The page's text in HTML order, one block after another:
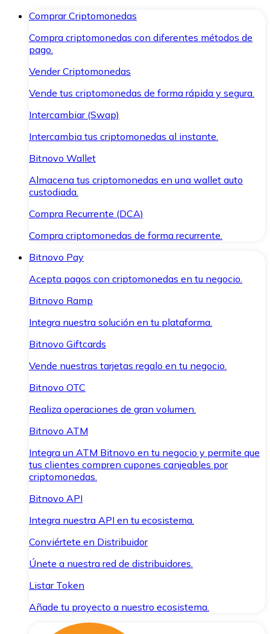
Comprar Criptomonedas
Compra criptomonedas con diferentes métodos de
pago.
Vender Criptomonedas
Vende tus criptomonedas de forma rápida y segura.
Intercambiar (Swap)
Intercambia tus criptomonedas al instante.
Bitnovo Wallet
Almacena tus criptomonedas en una wallet auto
custodiada.
Compra Recurrente (DCA)
Compra criptomonedas de forma recurrente.
Bitnovo Pay
Acepta pagos con criptomonedas en tu negocio.
Bitnovo Ramp
Integra nuestra solución en tu plataforma.
Bitnovo Giftcards
Vende nuestras tarjetas regalo en tu negocio.
Bitnovo OTC
Realiza operaciones de gran volumen.
Bitnovo ATM
Integra un ATM Bitnovo en tu negocio y permite que
tus clientes compren cupones canjeables por
criptomonedas.
Bitnovo API
Integra nuestra API en tu ecosistema.
Conviértete en Distribuidor
Únete a nuestra red de distribuidores.
Listar Token
Añade tu proyecto a nuestro ecosistema.